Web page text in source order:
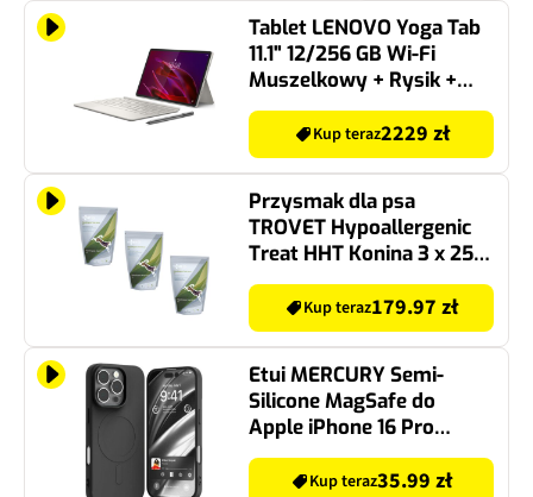
Tablet LENOVO Yoga Tab
11.1" 12/256 GB Wi-Fi
Muszelkowy + Rysik +
Klawiatura
Kup teraz2229 zł
Przysmak dla psa
TROVET Hypoallergenic
Treat HHT Konina 3 x 250
g
Kup teraz179.97 zł
Etui MERCURY Semi-
Silicone MagSafe do
Apple iPhone 16 Pro
Czarny
Kup teraz35.99 zł